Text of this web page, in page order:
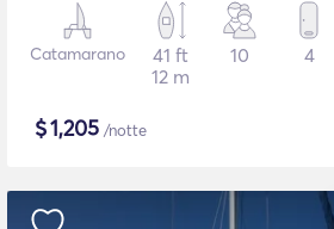
Catamarano
41 ft
12 m
10 4
$1,205 /notte